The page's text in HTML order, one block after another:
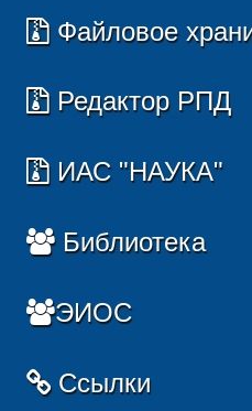
Файловое
Редактор РПД
ИАС "НАУКА"
Библиотека
ЭИОС
Ссылки